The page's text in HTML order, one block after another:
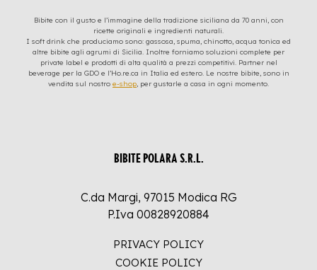
Bibite con il gusto e l’immagine della tradizione siciliana da 70 anni, con
ricette originali e ingredienti naturali.
I soft drink che produciamo sono: gassosa, spuma, chinotto, acqua tonica ed
altre bibite agli agrumi di Sicilia. Inoltre forniamo soluzioni complete per
private label e prodotti di alta qualità a prezzi competitivi. Partner nel
beverage per la GDO e l’Ho.re.ca in Italia ed estero. Le nostre bibite, sono in
vendita sul nostro e-shop, per gustarle a casa in ogni momento.
BIBITE POLARA S.R.L.
C.da Margi, 97015 Modica RG
P.Iva 00828920884
PRIVACY POLICY
COOKIE POLICY